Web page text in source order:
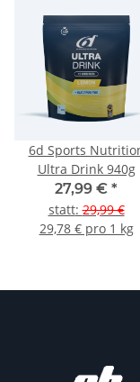
6d Sports
Ultra Drink 940g
27,99 € *
statt:29,99 €
29,78 € pro 1 kg